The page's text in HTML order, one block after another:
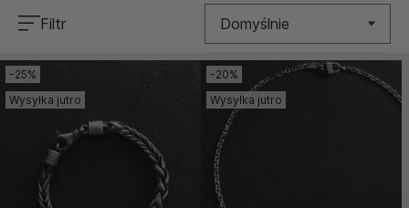
Filtr Domyślnie
Nowość
Cena (Niska >
Wysoka)
-25%
Wysyłka jutro
-20%
Wysyłka jutro